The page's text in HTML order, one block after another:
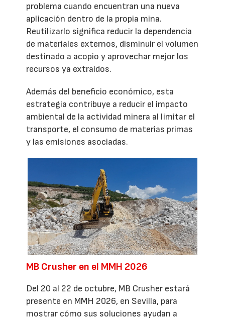
problema cuando encuentran una nueva
aplicación dentro de la propia mina.
Reutilizarlo significa reducir la dependencia
de materiales externos, disminuir el volumen
destinado a acopio y aprovechar mejor los
recursos ya extraídos.
Además del beneficio económico, esta
estrategia contribuye a reducir el impacto
ambiental de la actividad minera al limitar el
transporte, el consumo de materias primas
y las emisiones asociadas.
MB Crusher en el MMH 2026
Del 20 al 22 de octubre, MB Crusher estará
presente en MMH 2026, en Sevilla, para
mostrar cómo sus soluciones ayudan a